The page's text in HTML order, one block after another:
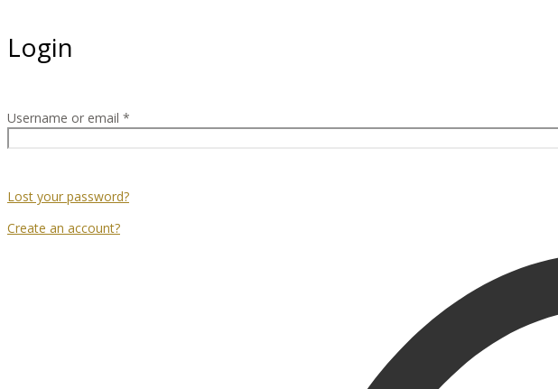
Login
Username or email *
Lost your password?
Create an account?